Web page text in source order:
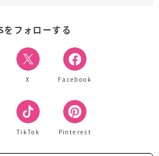
をフォローする
X Facebook
TikTok Pinterest